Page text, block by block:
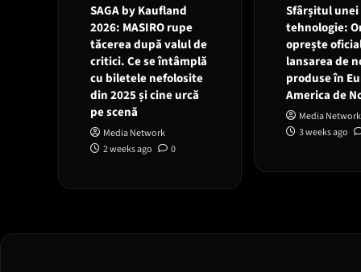
SAGA by Kaufland
2026: MASIRO rupe
tăcerea după valul de
critici. Ce se întâmplă
cu biletele nefolosite
din 2025 și cine urcă
pe scenă
Media Network
2 weeks ago
0
Sfârșitul unei
tehnologie:
oprește
lansarea de
produse în
America de
Media Network
3 weeks ago